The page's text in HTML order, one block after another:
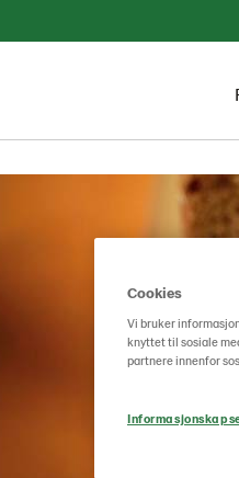
Cookies
Vi bruker
knyttet til sosiale
partnere innenfor